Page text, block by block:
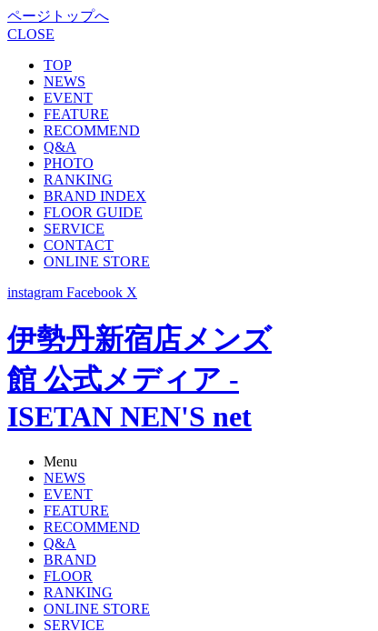
ページトップへ
CLOSE
TOP
NEWS
EVENT
FEATURE
RECOMMEND
Q&A
PHOTO
RANKING
BRAND INDEX
FLOOR GUIDE
SERVICE
CONTACT
ONLINE STORE
instagram Facebook X
伊勢丹新宿店メンズ
館 公式メディア -
ISETAN NEN'S net
Menu
NEWS
EVENT
FEATURE
RECOMMEND
Q&A
BRAND
FLOOR
RANKING
ONLINE STORE
SERVICE